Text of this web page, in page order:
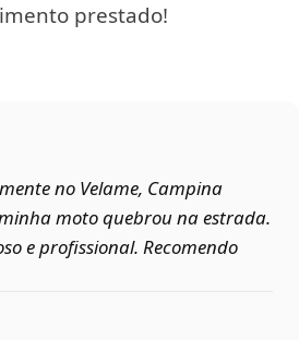
prestado!
no Velame, Campina
moto quebrou na estrada.
e profissional. Recomendo